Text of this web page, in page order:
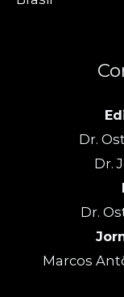
Dr.
Dr.
Dr.
Marcos